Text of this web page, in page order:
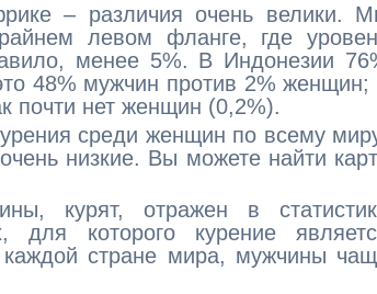
– различия очень велики.
левом фланге, где
менее 5%. В Индонезии
48% мужчин против 2% женщин;
почти нет женщин (0,2%).
среди женщин по всему
низкие. Вы можете найти
курят, отражен в
для которого курение
стране мира, мужчины